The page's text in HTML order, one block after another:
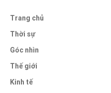
Trang chủ
Thời sự
Góc nhìn
Thế giới
Kinh tế